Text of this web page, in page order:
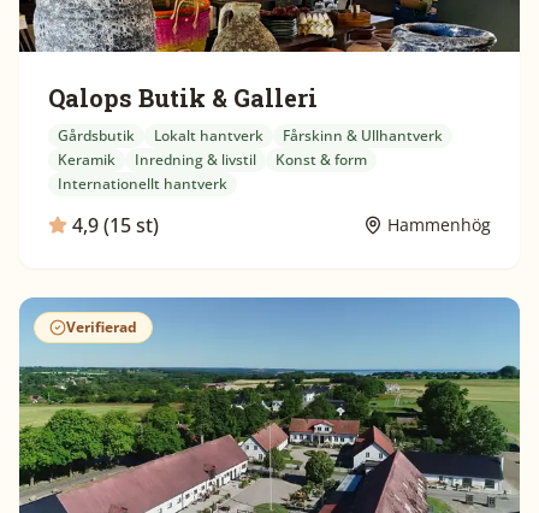
Qalops Butik & Galleri
Gårdsbutik Lokalt hantverk
Fårskinn & Ullhantverk
Keramik
Inredning & livstil
Konst & form
Internationellt hantverk
4,9 (15 st) Hammenhög
Verifierad